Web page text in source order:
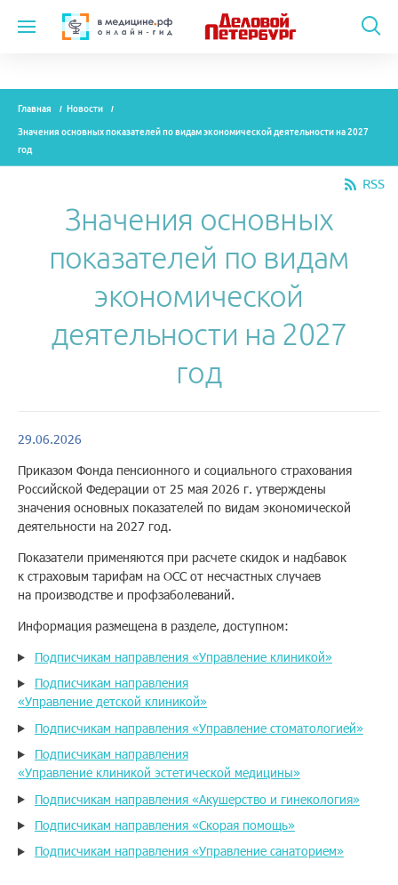
Вебинары
О проекте
Заказать звонок
Подписка
Корзина 4
Главная Новости
Значения основных показателей по видам экономической деятельности на 2027
год
RSS
Значения основных
показателей по видам
экономической
деятельности на 2027
год
29.06.2026
Приказом Фонда пенсионного и социального страхования
Российской Федерации от 25 мая 2026 г. утверждены
значения основных показателей по видам экономической
деятельности на 2027 год.
Показатели применяются при расчете скидок и надбавок
к страховым тарифам на ОСС от несчастных случаев
на производстве и профзаболеваний.
Информация размещена в разделе, доступном:
Подписчикам направления «Управление клиникой»
Подписчикам направления
«Управление детской клиникой»
Подписчикам направления «Управление стоматологией»
Подписчикам направления
«Управление клиникой эстетической медицины»
Подписчикам направления «Акушерство и гинекология»
Подписчикам направления «Скорая помощь»
Подписчикам направления «Управление санаторием»